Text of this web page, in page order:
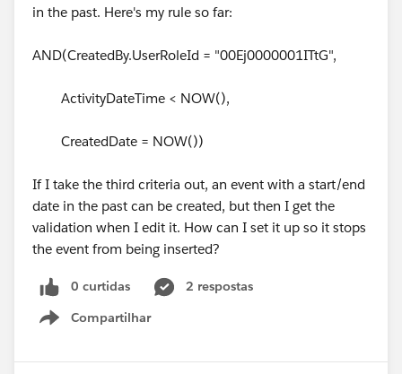
in the past. Here's my rule so far:
AND(CreatedBy.UserRoleId = "00Ej0000001ITtG",
ActivityDateTime < NOW(),
CreatedDate = NOW())
If I take the third criteria out, an event with a start/end
date in the past can be created, but then I get the
validation when I edit it. How can I set it up so it stops
the event from being inserted?
0 curtidas
2 respostas
Compartilhar
Show menu